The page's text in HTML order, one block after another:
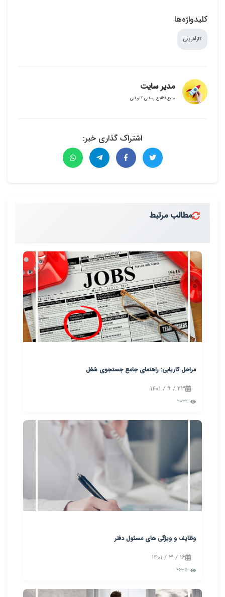
کلیدواژه‌ها
کارآفرینی
مدیر سایت
منبع اطلاع رسانی کاریابی
اشتراک گذاری خبر:
مطالب مرتبط
مراحل کاریابی: راهنمای جامع جستجوی شغل
۲۳ / ۹ / ۱۴۰۱
۲۰۳۲
وظایف و ویژگی های مسئول دفتر
۱۶ / ۳ / ۱۴۰۱
۴۶۳۵